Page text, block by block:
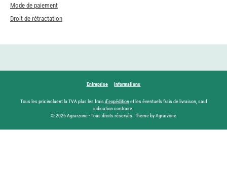
Mode de paiement
Droit de rétractation
Entreprise Informations
Tous les prix incluent la TVA plus les frais d'expéditionet les éventuels frais de livraison, sauf
indication contraire.
© 2026 Agrarzone - Tous droits réservés. Theme by Agrarzone